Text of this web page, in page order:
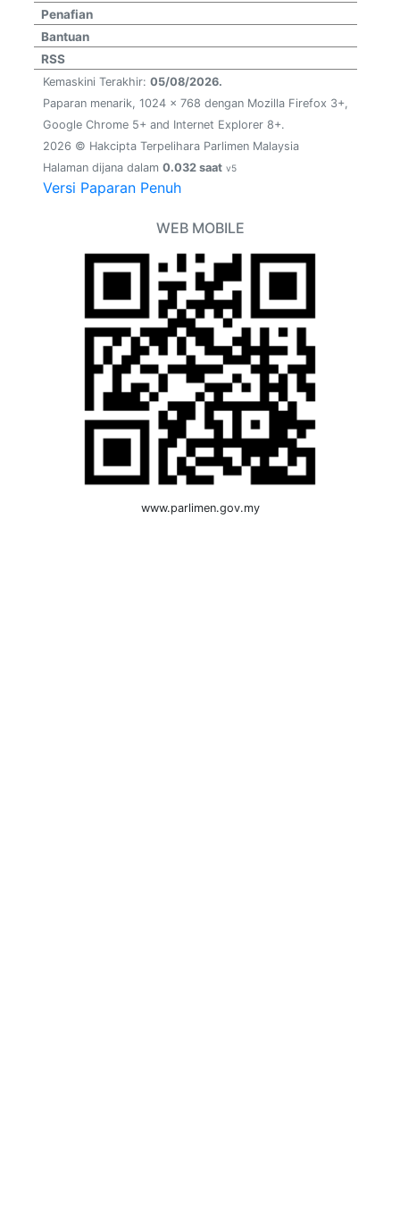
Penafian
Bantuan
RSS
Kemaskini Terakhir: 05/08/2026.
Paparan menarik, 1024 x 768 dengan Mozilla Firefox 3+,
Google Chrome 5+ and Internet Explorer 8+.
2026 © Hakcipta Terpelihara Parlimen Malaysia
Halaman dijana dalam 0.032 saat v5
Versi Paparan Penuh
WEB MOBILE
www.parlimen.gov.my